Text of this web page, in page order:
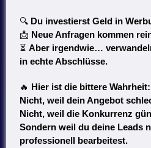
🔍 Du investierst Geld in
📩 Neue Anfragen kommen
⏳ Aber irgendwie…
in echte Abschlüsse.
🔥
Hier ist die bittere Wahrheit:
Nicht, weil dein Angebot
Nicht, weil die Konkurrenz
Sondern weil du deine Leads
professionell bearbeitest.